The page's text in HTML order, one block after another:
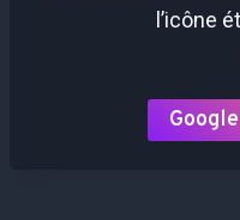
l’icône